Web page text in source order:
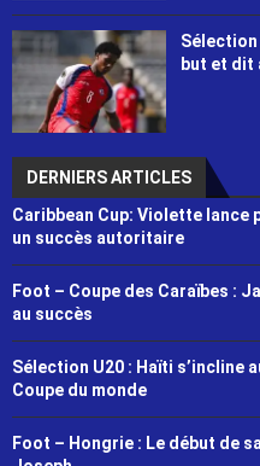
Sélection
but et dit
DERNIERS ARTICLES
Caribbean Cup: Violette lance
un succès autoritaire
Foot – Coupe des Caraïbes :
au succès
Sélection U20 : Haïti s’incline
Coupe du monde
Foot – Hongrie : Le début de